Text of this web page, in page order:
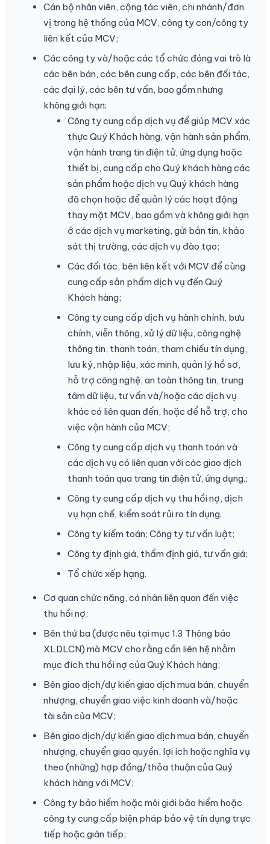
Cán bộ nhân viên, cộng tác viên, chi nhánh/đơn
vị trong hệ thống của MCV, công ty con/công ty
liên kết của MCV;
Các công ty và/hoặc các tổ chức đóng vai trò là
các bên bán, các bên cung cấp, các bên đối tác,
các đại lý, các bên tư vấn, bao gồm nhưng
không giới hạn:
Công ty cung cấp dịch vụ để giúp MCV xác
thực Quý Khách hàng, vận hành sản phẩm,
vận hành trang tin điện tử, ứng dụng hoặc
thiết bị, cung cấp cho Quý khách hàng các
sản phẩm hoặc dịch vụ Quý khách hàng
đã chọn hoặc để quản lý các hoạt động
thay mặt MCV, bao gồm và không giới hạn
ở các dịch vụ marketing, gửi bản tin, khảo
sát thị trường, các dịch vụ đào tạo;
Các đối tác, bên liên kết với MCV để cùng
cung cấp sản phẩm dịch vụ đến Quý
Khách hàng;
Công ty cung cấp dịch vụ hành chính, bưu
chính, viễn thông, xử lý dữ liệu, công nghệ
thông tin, thanh toán, tham chiếu tín dụng,
lưu ký, nhập liệu, xác minh, quản lý hồ sơ,
hỗ trợ công nghệ, an toàn thông tin, trung
tâm dữ liệu, tư vấn và/hoặc các dịch vụ
khác có liên quan đến, hoặc để hỗ trợ, cho
việc vận hành của MCV;
Công ty cung cấp dịch vụ thanh toán và
các dịch vụ có liên quan với các giao dịch
thanh toán qua trang tin điện tử, ứng dụng.;
Công ty cung cấp dịch vụ thu hồi nợ, dịch
vụ hạn chế, kiểm soát rủi ro tín dụng.
Công ty kiểm toán; Công ty tư vấn luật;
Công ty định giá, thẩm định giá, tư vấn giá;
Tổ chức xếp hạng.
Cơ quan chức năng, cá nhân liên quan đến việc
thu hồi nợ;
Bên thứ ba (được nêu tại mục 1.3 Thông báo
XLDLCN) mà MCV cho rằng cần liên hệ nhằm
mục đích thu hồi nợ của Quý Khách hàng;
Bên giao dịch/dự kiến giao dịch mua bán, chuyển
nhượng, chuyển giao việc kinh doanh và/hoặc
tài sản của MCV;
Bên giao dịch/dự kiến giao dịch mua bán, chuyển
nhượng, chuyển giao quyền, lợi ích hoặc nghĩa vụ
theo (những) hợp đồng/thỏa thuận của Quý
khách hàng với MCV;
Công ty bảo hiểm hoặc môi giới bảo hiểm hoặc
công ty cung cấp biện pháp bảo vệ tín dụng trực
tiếp hoặc gián tiếp;